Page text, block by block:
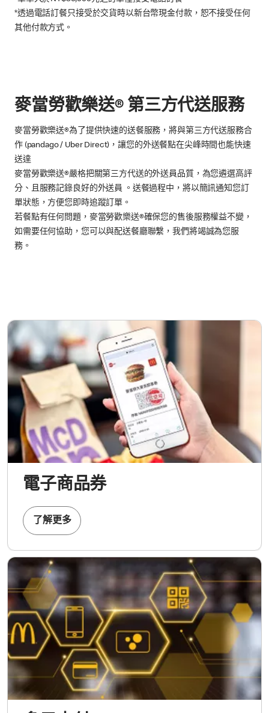
*透過電話訂餐只接受於交貨時以新台幣現金付款，恕不接受任何
其他付款方式。
麥當勞歡樂送® 第三方代送服務
麥當勞歡樂送®為了提供快速的送餐服務，將與第三方代送服務合
作 (pandago / Uber Direct)，讓您的外送餐點在尖峰時間也能快速
送達
麥當勞歡樂送®嚴格把關第三方代送的外送員品質，為您遴選高評
分、且服務記錄良好的外送員 。送餐過程中，將以簡訊通知您訂
單狀態，方便您即時追蹤訂單。
若餐點有任何問題，麥當勞歡樂送®確保您的售後服務權益不變，
如需要任何協助，您可以與配送餐廳聯繫，我們將竭誠為您服
務。
電子商品券
了解更多